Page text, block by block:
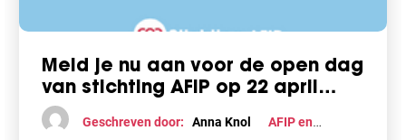
Meld je nu aan voor de open dag
van stichting AFIP op 22 april
2023
Geschreven door: Anna Knol
AFIP en